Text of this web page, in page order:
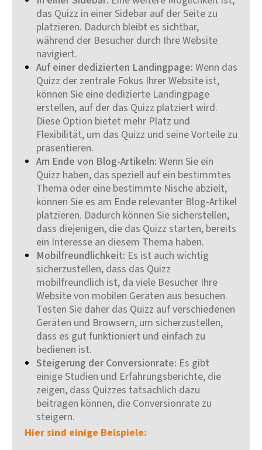
das Quizz in einer Sidebar auf der Seite zu
platzieren. Dadurch bleibt es sichtbar,
während der Besucher durch Ihre Website
navigiert.
Auf einer dedizierten Landingpage: Wenn das
Quizz der zentrale Fokus Ihrer Website ist,
können Sie eine dedizierte Landingpage
erstellen, auf der das Quizz platziert wird.
Diese Option bietet mehr Platz und
Flexibilität, um das Quizz und seine Vorteile zu
präsentieren.
Am Ende von Blog-Artikeln: Wenn Sie ein
Quizz haben, das speziell auf ein bestimmtes
Thema oder eine bestimmte Nische abzielt,
können Sie es am Ende relevanter Blog-Artikel
platzieren. Dadurch können Sie sicherstellen,
dass diejenigen, die das Quizz starten, bereits
ein Interesse an diesem Thema haben.
Mobilfreundlichkeit: Es ist auch wichtig
sicherzustellen, dass das Quizz
mobilfreundlich ist, da viele Besucher Ihre
Website von mobilen Geräten aus besuchen.
Testen Sie daher das Quizz auf verschiedenen
Geräten und Browsern, um sicherzustellen,
dass es gut funktioniert und einfach zu
bedienen ist.
Steigerung der Conversionrate: Es gibt
einige Studien und Erfahrungsberichte, die
zeigen, dass Quizzes tatsächlich dazu
beitragen können, die Conversionrate zu
steigern.
Hier sind einige Beispiele: